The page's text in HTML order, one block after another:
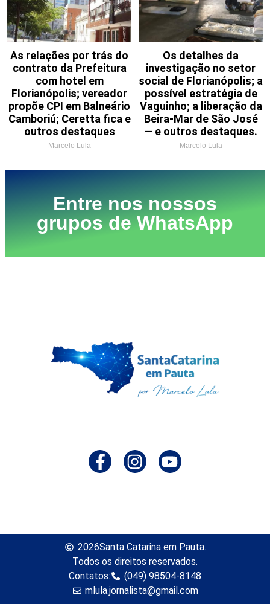
As relações por trás do
contrato da Prefeitura
com hotel em
Florianópolis; vereador
propõe CPI em Balneário
Camboriú; Ceretta fica e
outros destaques
Marcelo Lula
Os detalhes da
investigação no setor
social de Florianópolis; a
possível estratégia de
Vaguinho; a liberação da
Beira-Mar de São José
— e outros destaques.
Marcelo Lula
Entre nos nossos
grupos de WhatsApp
2026Santa Catarina em Pauta.
Todos os direitos reservados.
Contatos:
(049) 98504-8148
mlula.jornalista@gmail.com